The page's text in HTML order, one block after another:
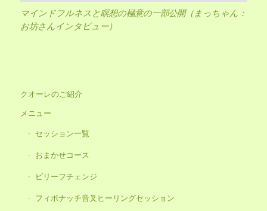
マインドフルネスと瞑想の極意の一部公開（まっちゃん：
お坊さんインタビュー）
クオーレのご紹介
メニュー
セッション一覧
おまかせコース
ビリーフチェンジ
フィボナッチ音叉ヒーリングセッション